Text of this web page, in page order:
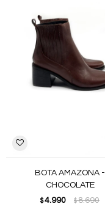
BOTA AMAZONA -
CHOCOLATE
$4.990 $8.690